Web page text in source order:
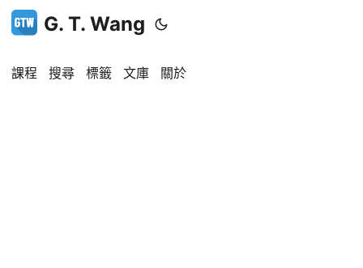
G. T. Wang
課程 搜尋 標籤 文庫 關於